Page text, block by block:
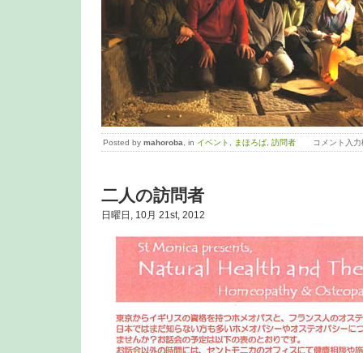
Posted by mahoroba , in イベント まほろば 訪問者 コメント入力
二人の訪問者
日曜日, 10月 21st, 2012